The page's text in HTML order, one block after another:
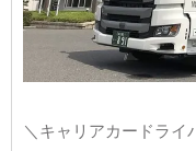
＼キャリアカードライ